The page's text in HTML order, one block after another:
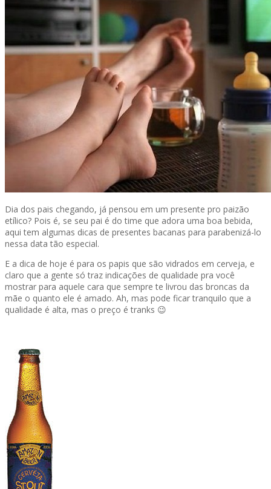
Dia dos pais chegando, já pensou em um presente pro paizão
etílico? Pois é, se seu pai é do time que adora uma boa bebida,
aqui tem algumas dicas de presentes bacanas para parabenizá-lo
nessa data tão especial.
E a dica de hoje é para os papis que são vidrados em cerveja, e
claro que a gente só traz indicações de qualidade pra você
mostrar para aquele cara que sempre te livrou das broncas da
mãe o quanto ele é amado. Ah, mas pode ficar tranquilo que a
qualidade é alta, mas o preço é tranks 😉